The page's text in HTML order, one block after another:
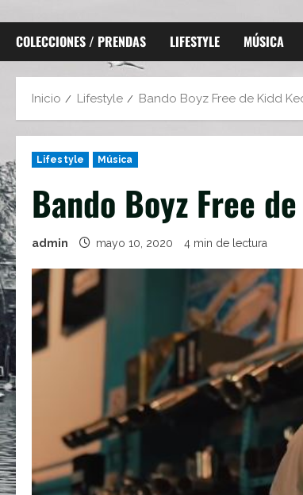
COLECCIONES / PRENDAS LIFESTYLE MÚSICA
Inicio Lifestyle Bando Boyz Free de Kidd
Lifestyle Música
Bando Boyz Free
admin mayo 10, 2020 4 min de lectura